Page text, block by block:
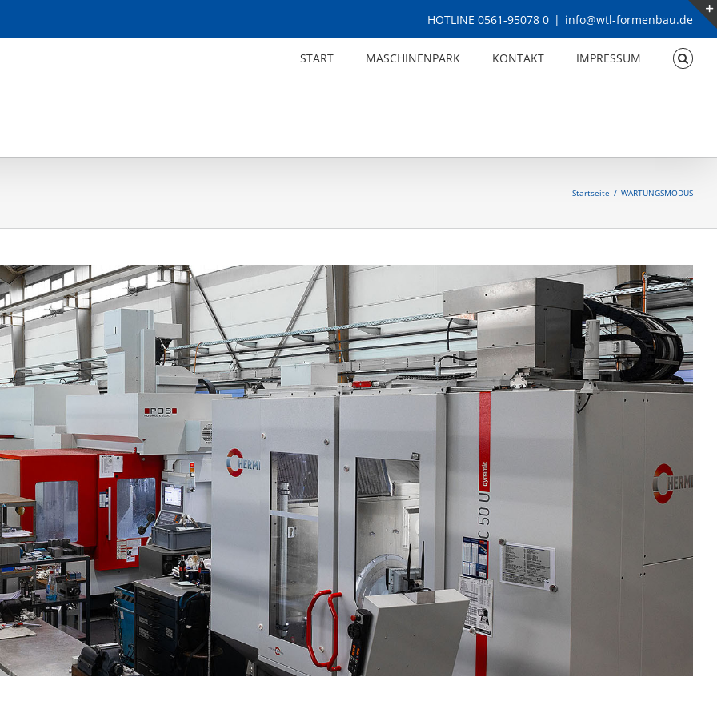
HOTLINE 0561-95078 0 | info@wtl-formenbau.de
START MASCHINENPARK KONTAKT IMPRESSUM
Startseite WARTUNGSMODUS